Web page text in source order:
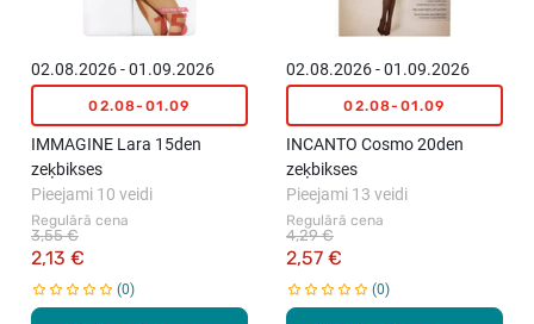
02.08.2026 - 01.09.2026
02.08-01.09
IMMAGINE Lara 15den
zeķbikses
Regulārā cena
2,13 €
3,55 €
Pieejami 10 veidi
0
02.08.2026 - 01.09.2026
02.08-01.09
INCANTO Cosmo 20den
zeķbikses
Regulārā cena
2,57 €
4,29 €
Pieejami 13 veidi
0